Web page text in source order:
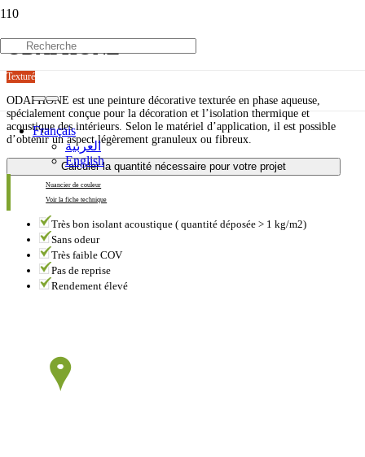
Français
العربية
English
ODAPHONE
Texturé
ODAPHONE est une peinture décorative texturée en phase aqueuse,
spécialement conçue pour la décoration et l’isolation thermique et
acoustique des intérieurs. Selon le matériel d’application, il est possible
d’obtenir un aspect légèrement granuleux ou fibreux.
Calculer la quantité nécessaire pour votre projet
Nuancier de couleur
Voir la fiche technique
Très bon isolant acoustique ( quantité déposée > 1 kg/m2)
Sans odeur
Très faible COV
Pas de reprise
Rendement élevé